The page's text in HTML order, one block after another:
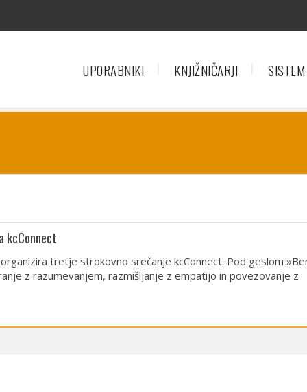
UPORABNIKI KNJIŽNIČARJI
kcConnect
tretje strokovno srečanje kcConnect. Pod geslom
z razumevanjem, razmišljanje z empatijo in povezovanje z